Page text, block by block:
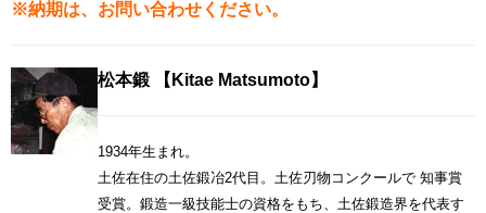
※納期は、お問い合わせください。
松本鍛 【Kitae Matsumoto】
1934年生まれ。
土佐在住の土佐鍛冶2代目。土佐刃物コンクールで 知事賞
受賞。鍛造一級技能士の資格をもち、土佐鍛造界を代表す